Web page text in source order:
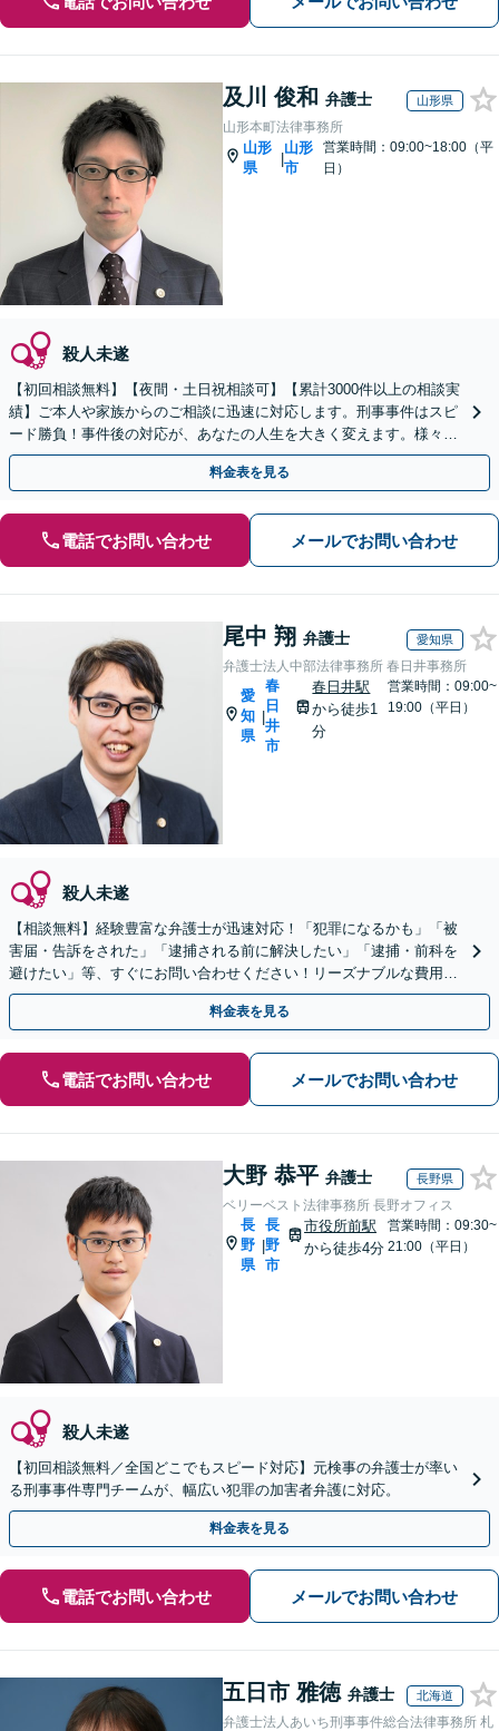
及川 俊和 弁護士 山形県
山形本町法律事務所
山形
県
|
山形
市
営業時間：09:00~18:00（平
日）
殺人未遂
【初回相談無料】【夜間・土日祝相談可】【累計3000件以上の相談実
績】ご本人や家族からのご相談に迅速に対応します。刑事事件はスピ
ード勝負！事件後の対応が、あなたの人生を大きく変えます。様々な
事件について幅広く対応可能です。
料金表を見る
電話でお問い合わせ メールでお問い合わせ
尾中 翔 弁護士 愛知県
弁護士法人中部法律事務所 春日井事務所
愛
知
県
|
春
日
井
市
春日井駅
から徒歩1
分
営業時間：09:00~
19:00（平日）
殺人未遂
【相談無料】経験豊富な弁護士が迅速対応！「犯罪になるかも」「被
害届・告訴をされた」「逮捕される前に解決したい」「逮捕・前科を
避けたい」等、すぐにお問い合わせください！リーズナブルな費用で
示談交渉／自首支援／保釈／裁判など対応【電話相談可】
料金表を見る
電話でお問い合わせ メールでお問い合わせ
大野 恭平 弁護士 長野県
ベリーベスト法律事務所 長野オフィス
長
野
県
|
長
野
市
市役所前駅
から徒歩4分
営業時間：09:30~
21:00（平日）
殺人未遂
【初回相談無料／全国どこでもスピード対応】元検事の弁護士が率い
る刑事事件専門チームが、幅広い犯罪の加害者弁護に対応。
料金表を見る
電話でお問い合わせ メールでお問い合わせ
五日市 雅徳 弁護士 北海道
弁護士法人あいち刑事事件総合法律事務所 札